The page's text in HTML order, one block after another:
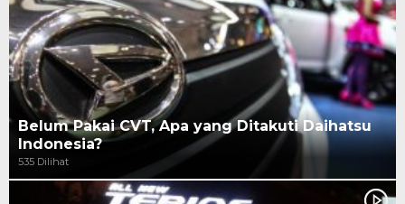
Belum Pakai CVT, Apa yang Ditakuti Daihatsu
Indonesia?
535 Dilihat